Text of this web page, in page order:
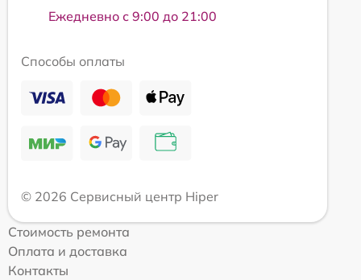
Ежедневно с 9:00 до 21:00
Способы оплаты
© 2026 Сервисный центр Hiper
Стоимость ремонта
Оплата и доставка
Контакты